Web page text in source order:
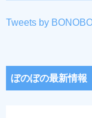
Tweets by
ぼのぼの最新情報